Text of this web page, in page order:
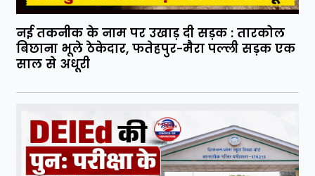
नई तकनीक के नाम पर उखाड़ दी सड़क : तारकोल
बिछाना भूले ठेकेदार, फतेहपुर-मैरा पल्ली सड़क एक
साल से अधूरी